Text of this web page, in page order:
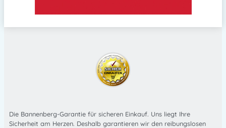
Die Bannenberg-Garantie für sicheren Einkauf. Uns liegt Ihre
Sicherheit am Herzen. Deshalb garantieren wir den reibungslosen